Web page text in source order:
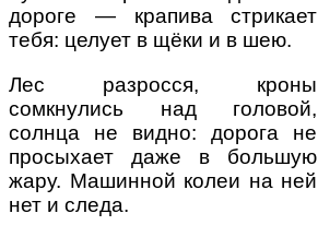
дороге — крапива стрикает
тебя: целует в щёки и в шею.
Лес разросся, кроны
сомкнулись над головой,
солнца не видно: дорога не
просыхает даже в большую
жару. Машинной колеи на ней
нет и следа.